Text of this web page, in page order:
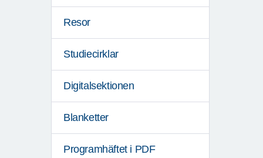
Resor
Studiecirklar
Digitalsektionen
Blanketter
Programhäftet i PDF